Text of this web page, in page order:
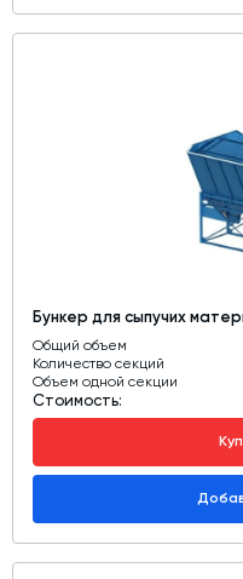
Бункер для сыпучих
Общий объем
Количество секций
Объем одной секции
Стоимость: